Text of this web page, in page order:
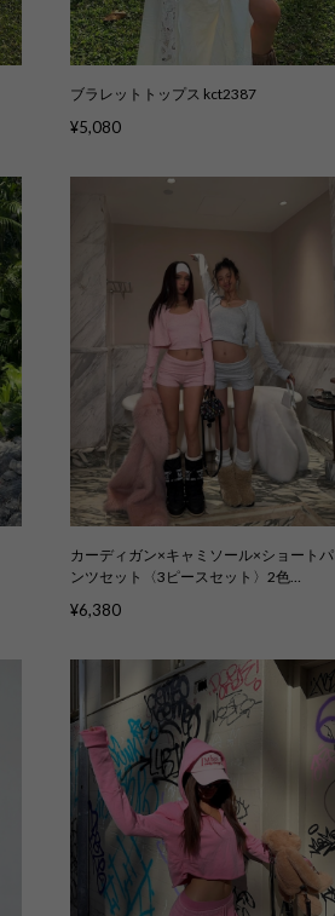
ブラレットトップス kct2387
¥5,080
カーディガン×キャミソール×ショートパ
ンツセット〈3ピースセット〉2色
¥6,380